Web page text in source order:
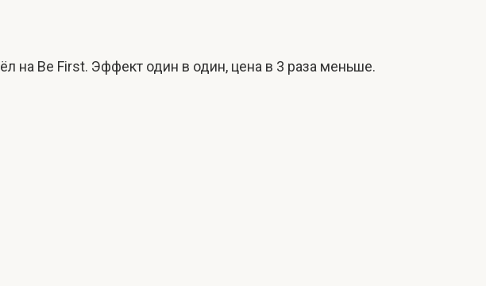
Be First. Эффект один в один, цена в 3 раза меньше.